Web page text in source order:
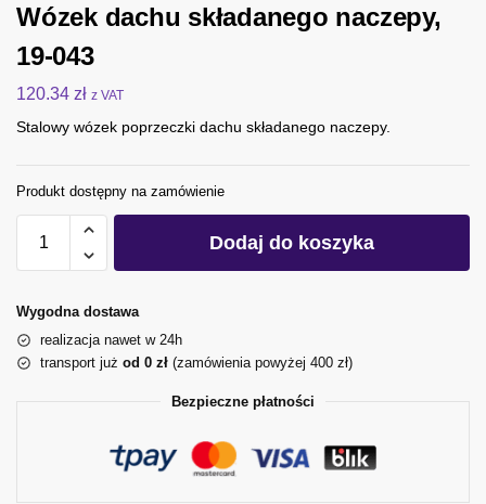
Wózek dachu składanego naczepy,
19-043
120.34 zł z VAT
Stalowy wózek poprzeczki dachu składanego naczepy.
Produkt dostępny na zamówienie
Dodaj do koszyka
Wygodna dostawa
realizacja nawet w 24h
transport już od 0 zł (zamówienia powyżej 400 zł)
Bezpieczne płatności